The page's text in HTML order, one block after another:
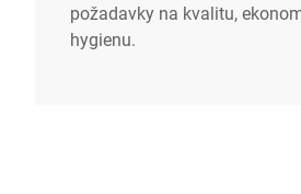
požadavky na kvalitu,
hygienu.